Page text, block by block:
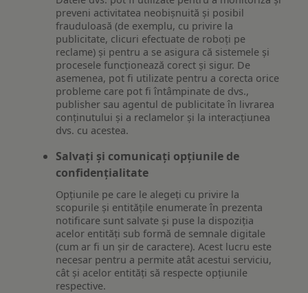
preveni activitatea neobișnuită și posibil
frauduloasă (de exemplu, cu privire la
publicitate, clicuri efectuate de roboți pe
reclame) și pentru a se asigura că sistemele și
procesele funcționează corect și sigur. De
asemenea, pot fi utilizate pentru a corecta orice
probleme care pot fi întâmpinate de dvs.,
publisher sau agentul de publicitate în livrarea
conținutului și a reclamelor și la interacțiunea
dvs. cu acestea.
Salvați și comunicați opțiunile de
confidențialitate
Opțiunile pe care le alegeți cu privire la
scopurile și entitățile enumerate în prezenta
notificare sunt salvate și puse la dispoziția
acelor entități sub formă de semnale digitale
(cum ar fi un șir de caractere). Acest lucru este
necesar pentru a permite atât acestui serviciu,
cât și acelor entități să respecte opțiunile
respective.